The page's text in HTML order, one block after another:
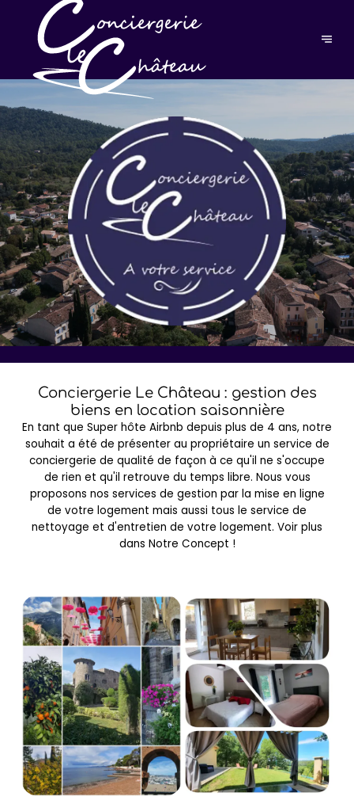
Conciergerie Le Château : gestion des
biens en location saisonnière
En tant que Super hôte Airbnb depuis plus de 4 ans, notre
souhait a été de présenter au propriétaire un service de
conciergerie de qualité de façon à ce qu'il ne s'occupe
de rien et qu'il retrouve du temps libre. Nous vous
proposons nos services de gestion par la mise en ligne
de votre logement mais aussi tous le service de
nettoyage et d'entretien de votre logement. Voir plus
dans Notre Concept !